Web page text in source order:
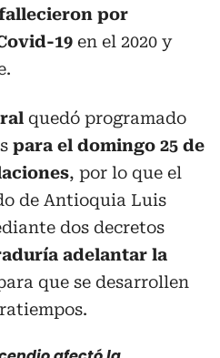
por
19 en el 2020 y
quedó programado
para el domingo 25 de
, por lo que el
de Antioquia Luis
dos decretos
adelantar la
que se desarrollen